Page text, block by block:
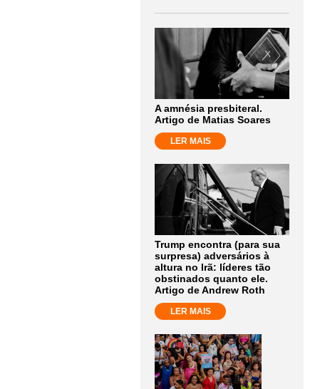
A amnésia presbiteral.
Artigo de Matias Soares
LER MAIS
Trump encontra (para sua
surpresa) adversários à
altura no Irã: líderes tão
obstinados quanto ele.
Artigo de Andrew Roth
LER MAIS